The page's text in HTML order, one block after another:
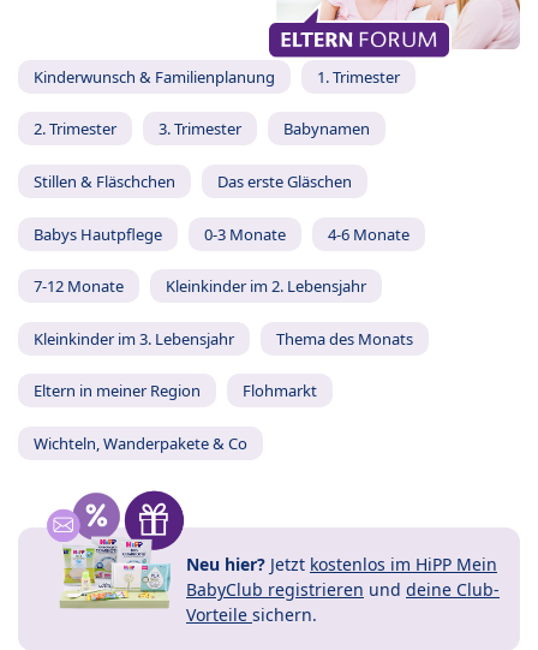
Kinderwunsch & Familienplanung 1. Trimester
2. Trimester 3. Trimester Babynamen
Stillen & Fläschchen Das erste Gläschen
Babys Hautpflege 0-3 Monate 4-6 Monate
7-12 Monate Kleinkinder im 2. Lebensjahr
Kleinkinder im 3. Lebensjahr Thema des Monats
Eltern in meiner Region Flohmarkt
Wichteln, Wanderpakete & Co
Neu hier? Jetzt kostenlos im HiPP Mein
BabyClub registrieren und deine Club-
Vorteile sichern.